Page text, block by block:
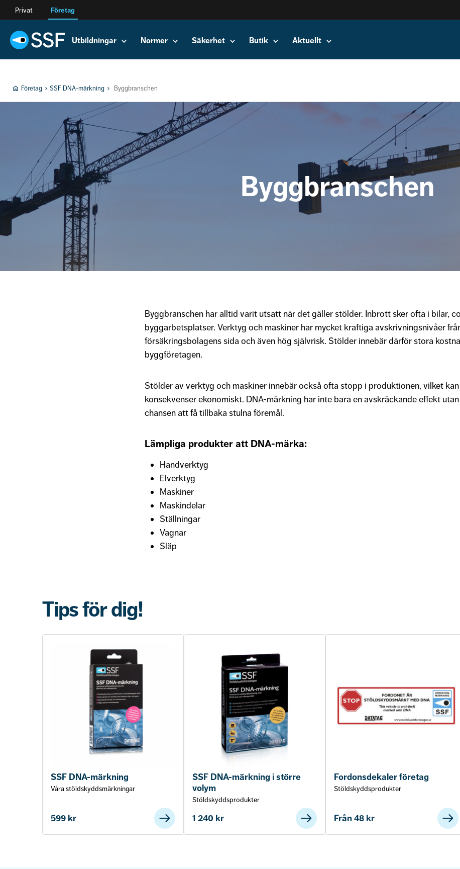
Privat Företag
Utbildningar Normer Säkerhet Butik Aktuellt
Företag SSF DNA-märkning Byggbranschen
Byggbranschen
Byggbranschen har alltid varit utsatt när det gäller stölder. Inbrott sker ofta i bilar,
byggarbetsplatser. Verktyg och maskiner har mycket kraftiga avskrivningsnivåer
försäkringsbolagens sida och även hög självrisk. Stölder innebär därför stora
byggföretagen.
Stölder av verktyg och maskiner innebär också ofta stopp i produktionen, vilket
konsekvenser ekonomiskt. DNA-märkning har inte bara en avskräckande effekt
chansen att få tillbaka stulna föremål.
Lämpliga produkter att DNA-märka:
Handverktyg
Elverktyg
Maskiner
Maskindelar
Ställningar
Vagnar
Släp
Tips för dig!
SSF DNA-märkning
Våra stöldskyddsmärkningar
599 kr
SSF DNA-märkning i större
volym
Stöldskyddsprodukter
1 240 kr
Fordonsdekaler företag
Stöldskyddsprodukter
Från48 kr